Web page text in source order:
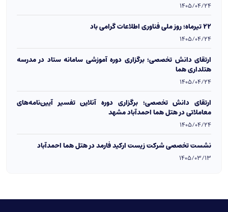
1405/04/24
۲۲ تیرماه؛ روز ملی فناوری اطلاعات گرامی باد
1405/04/24
ارتقای دانش تخصصی؛ برگزاری دوره آموزشی سامانه ستاد در مدرسه
هتلداری هما
1405/04/24
ارتقای دانش تخصصی؛ برگزاری دوره آنلاین تفسیر آیین‌نامه‌های
معاملاتی در هتل هما احمدآباد مشهد
1405/04/24
نشست تخصصی شرکت زیست ارکید فارمد در هتل هما احمدآباد
1405/03/13